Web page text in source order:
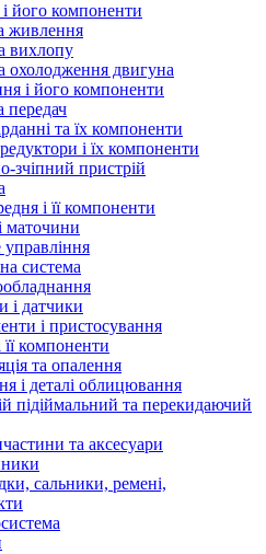
його компоненти
живлення
вихлопу
охолодження двигуна
і його компоненти
передач
та їх компоненти
і їх компоненти
зчіпний пристрій
і її компоненти
маточини
управління
система
і датчики
і пристосування
її компоненти
та опалення
і деталі облицювання
підіймальний та перекидаючий
та аксесуари
сальники, ремені,